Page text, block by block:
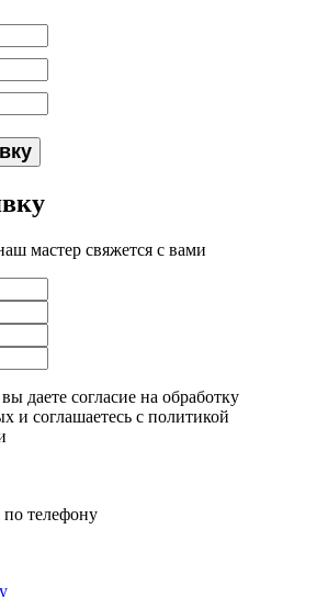
заявку
мастер свяжется с вами
даете согласие на обработку
и соглашаетесь c политикой
телефону